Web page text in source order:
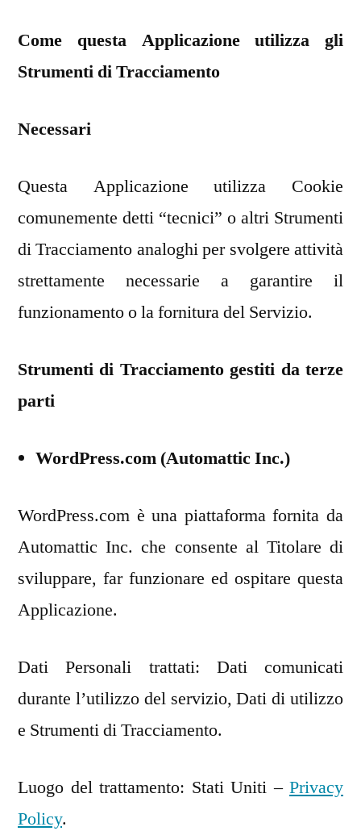
Come questa Applicazione utilizza gli
Strumenti di Tracciamento
Necessari
Questa Applicazione utilizza Cookie
comunemente detti “tecnici” o altri Strumenti
di Tracciamento analoghi per svolgere attività
strettamente necessarie a garantire il
funzionamento o la fornitura del Servizio.
Strumenti di Tracciamento gestiti da terze
parti
WordPress.com (Automattic Inc.)
WordPress.com è una piattaforma fornita da
Automattic Inc. che consente al Titolare di
sviluppare, far funzionare ed ospitare questa
Applicazione.
Dati Personali trattati: Dati comunicati
durante l’utilizzo del servizio, Dati di utilizzo
e Strumenti di Tracciamento.
Luogo del trattamento: Stati Uniti – Privacy
Policy.